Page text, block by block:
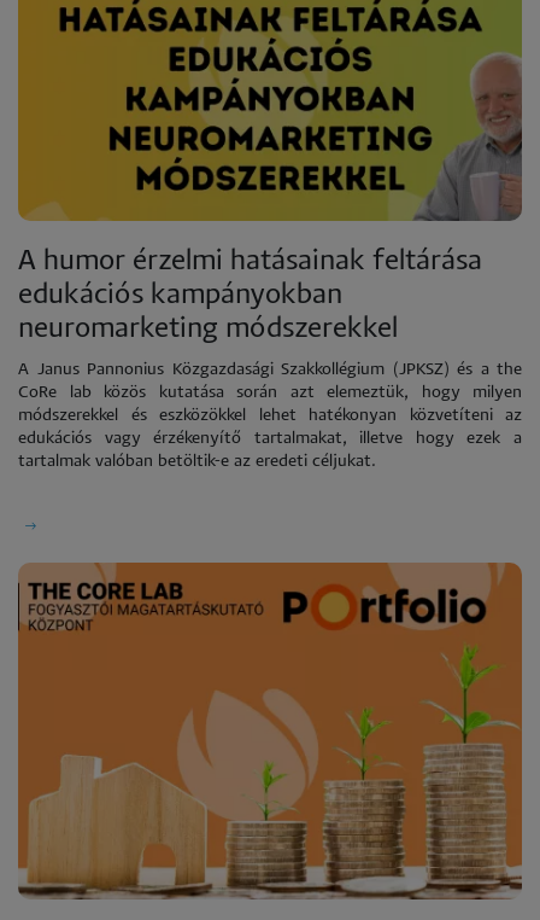
A humor érzelmi hatásainak feltárása
edukációs kampányokban
neuromarketing módszerekkel
A Janus Pannonius Közgazdasági Szakkollégium (JPKSZ) és a the
CoRe lab közös kutatása során azt elemeztük, hogy milyen
módszerekkel és eszközökkel lehet hatékonyan közvetíteni az
edukációs vagy érzékenyítő tartalmakat, illetve hogy ezek a
tartalmak valóban betöltik-e az eredeti céljukat.